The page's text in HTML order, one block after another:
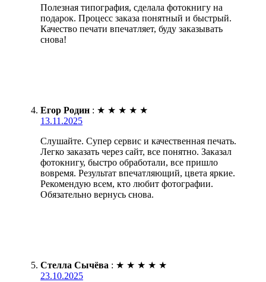
Полезная типография, сделала фотокнигу на
подарок. Процесс заказа понятный и быстрый.
Качество печати впечатляет, буду заказывать
снова!
Егор Родин : ★ ★ ★ ★ ★
13.11.2025
Слушайте. Супер сервис и качественная печать.
Легко заказать через сайт, все понятно. Заказал
фотокнигу, быстро обработали, все пришло
вовремя. Результат впечатляющий, цвета яркие.
Рекомендую всем, кто любит фотографии.
Обязательно вернусь снова.
Стелла Сычёва : ★ ★ ★ ★ ★
23.10.2025